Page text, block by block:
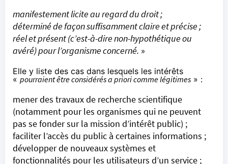
manifestement licite au regard du droit ;
déterminé de façon suffisamment claire et précise ;
réel et présent (c’est-à-dire non-hypothétique ou
avéré) pour l’organisme concerné. »
Elle y liste des cas dans lesquels les intérêts
« pourraient être considérés a priori comme légitimes » :
mener des travaux de recherche scientifique
(notamment pour les organismes qui ne peuvent
pas se fonder sur la mission d’intérêt public) ;
faciliter l’accès du public à certaines informations ;
développer de nouveaux systèmes et
fonctionnalités pour les utilisateurs d’un service ;